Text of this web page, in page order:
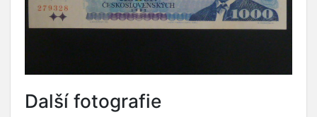
Další fotografie